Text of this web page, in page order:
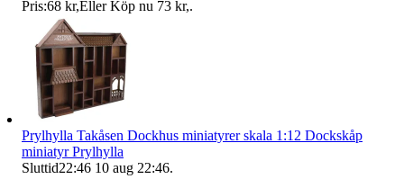
Pris:68 kr,Eller Köp nu 73 kr,.
Prylhylla Takåsen Dockhus miniatyrer skala 1:12 Dockskåp
miniatyr Prylhylla
Sluttid22:46 10 aug 22:46.